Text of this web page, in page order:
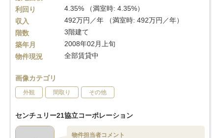
利回り
4.35% （満室時: 4.35%）
収入
492万円／年 （満室時: 492万円／年）
階数
3階建て
築年月
2008年02月上旬
物件現況
全部賃貸中
画像カテゴリ
外観 間取り その他
センチュリー21協立コーポレーション
物件担当者コメント